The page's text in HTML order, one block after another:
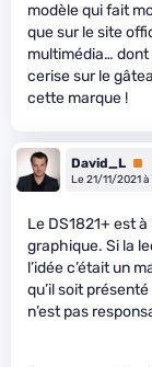
modèle qui fait
que sur le site
multimédia…
cerise sur le
cette marque !
David_L
Le 21/11/2021 à
Le DS1821+ est
graphique. Si la
l’idée c’était un
qu’il soit
n’est pas